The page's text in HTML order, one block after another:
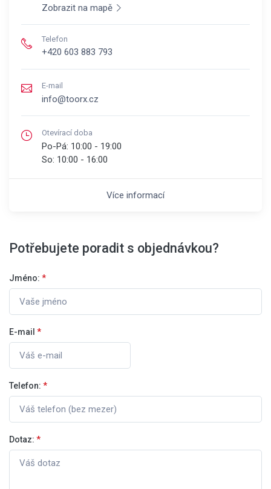
Zobrazit na mapě
Telefon
+420 603 883 793
E-mail
info@toorx.cz
Otevírací doba
Po-Pá: 10:00 - 19:00
So: 10:00 - 16:00
Více informací
Potřebujete poradit s objednávkou?
Jméno: *
E-mail *
Telefon: *
Dotaz: *